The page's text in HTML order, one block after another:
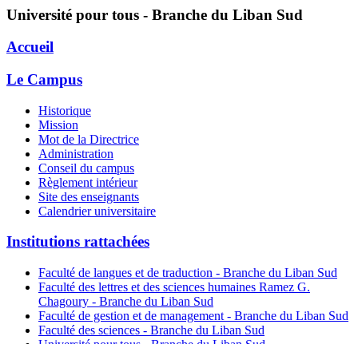
Université pour tous - Branche du Liban Sud
Accueil
Le Campus
Historique
Mission
Mot de la Directrice
Administration
Conseil du campus
Règlement intérieur
Site des enseignants
Calendrier universitaire
Institutions rattachées
Faculté de langues et de traduction - Branche du Liban Sud
Faculté des lettres et des sciences humaines Ramez G.
Chagoury - Branche du Liban Sud
Faculté de gestion et de management - Branche du Liban Sud
Faculté des sciences - Branche du Liban Sud